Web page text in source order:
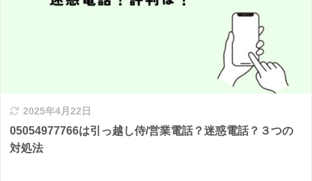
2025年4月22日
05054977766は引っ越し侍/営業電話？迷惑電話？３つの
対処法